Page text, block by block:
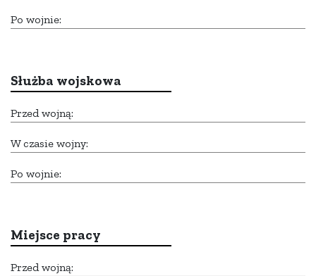
Po wojnie:
Służba wojskowa
Przed wojną:
W czasie wojny:
Po wojnie:
Miejsce pracy
Przed wojną: